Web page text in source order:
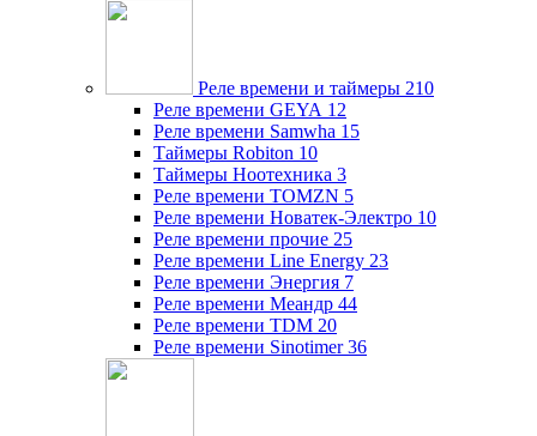
Реле времени и таймеры 210
Реле времени GEYA 12
Реле времени Samwha 15
Таймеры Robiton 10
Таймеры Ноотехника 3
Реле времени TOMZN 5
Реле времени Новатек-Электро 10
Реле времени прочие 25
Реле времени Line Energy 23
Реле времени Энергия 7
Реле времени Меандр 44
Реле времени TDM 20
Реле времени Sinotimer 36